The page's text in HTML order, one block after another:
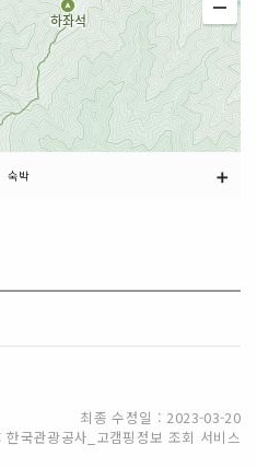
숙박 ➕
최종 수정일 : 2023-03-20
한국관광공사_고캠핑정보 조회 서비스